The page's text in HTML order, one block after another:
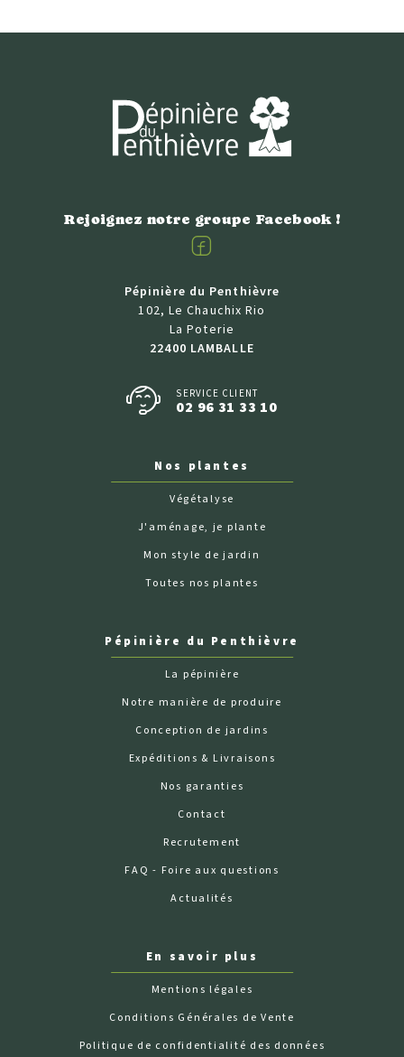
Rejoignez notre groupe Facebook !
Facebook
Pépinière du Penthièvre
102, Le Chauchix Rio
La Poterie
22400 LAMBALLE
SERVICE CLIENT
02 96 31 33 10
Nos plantes
Végétalyse
J'aménage, je plante
Mon style de jardin
Toutes nos plantes
Pépinière du Penthièvre
La pépinière
Notre manière de produire
Conception de jardins
Expéditions & Livraisons
Nos garanties
Contact
Recrutement
FAQ - Foire aux questions
Actualités
En savoir plus
Mentions légales
Conditions Générales de Vente
Politique de confidentialité des données